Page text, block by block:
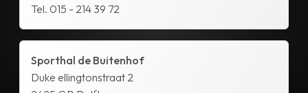
Tel. 015 - 214 39 72
Sporthal de Buitenhof
Duke ellingtonstraat 2